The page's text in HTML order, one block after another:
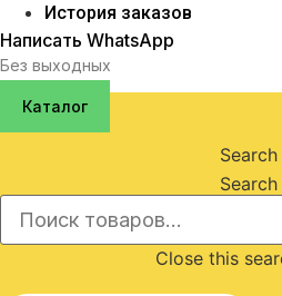
История заказов
Написать WhatsApp
Без выходных
Каталог
Search
Search
Close this